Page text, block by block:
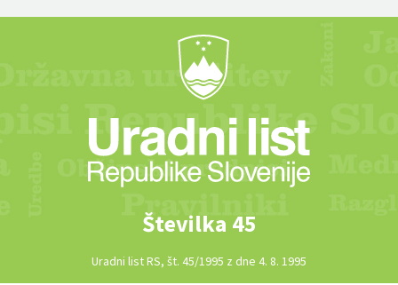
Številka 45
Uradni list RS, št. 45/1995 z dne 4. 8. 1995